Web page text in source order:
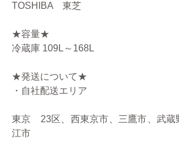
TOSHIBA 東芝
★容量★
冷蔵庫 109L～168L
★発送について★
・自社配送エリア
東京 23区、西東京市、三鷹市、武蔵
江市